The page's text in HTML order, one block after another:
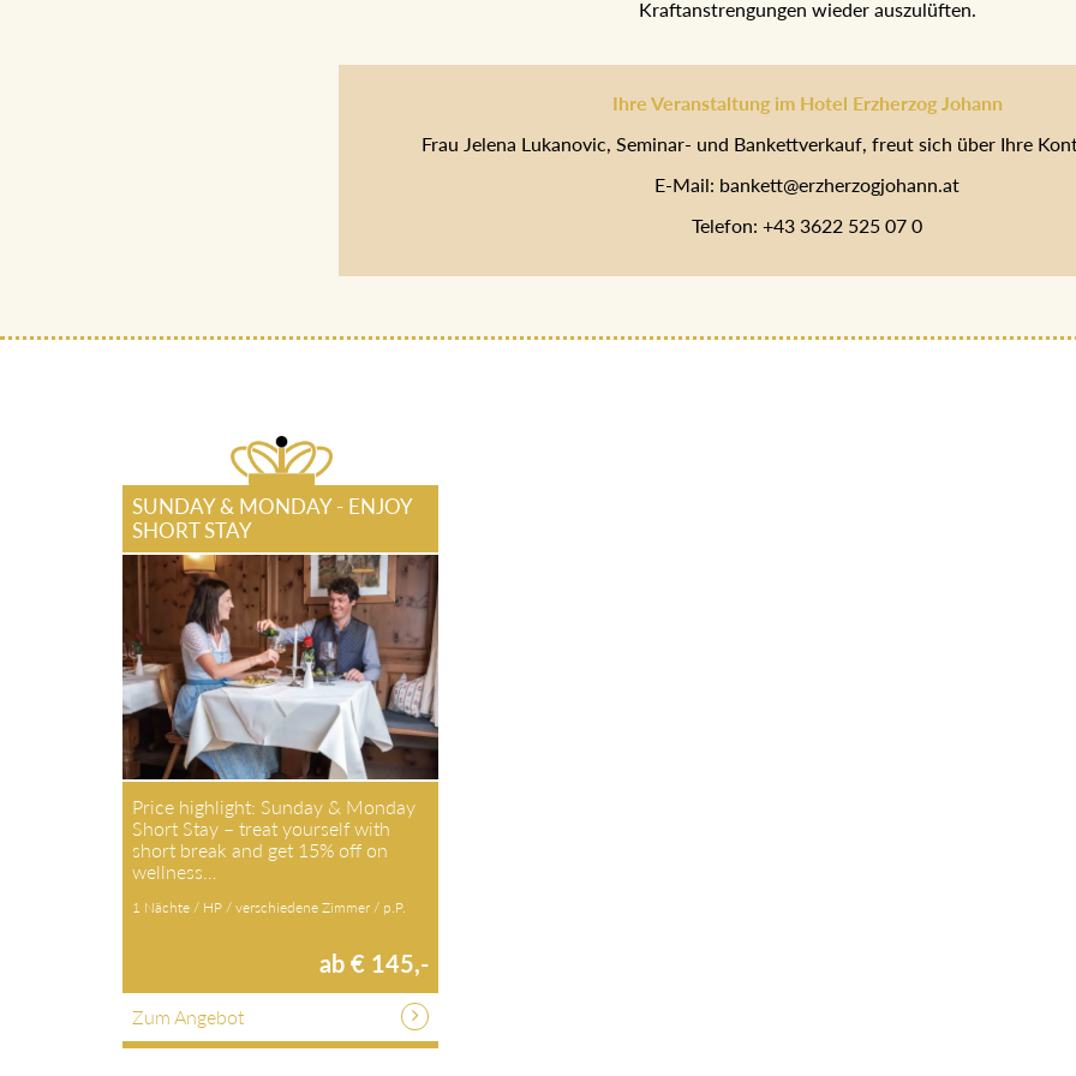
Kraftanstrengungen wieder auszulüften.
Ihre Veranstaltung im Hotel Erzherzog Johann
Frau Jelena Lukanovic, Seminar- und Bankettverkauf, freut sich über Ihre
E-Mail: bankett@erzherzogjohann.at
Telefon: +43 3622 525 07 0
SUNDAY & MONDAY - ENJOY
SHORT STAY
Price highlight: Sunday & Monday
Short Stay – treat yourself with
short break and get 15% off on
wellness…
1 Nächte / HP / verschiedene Zimmer / p.P.
ab € 145,-
Zum Angebot